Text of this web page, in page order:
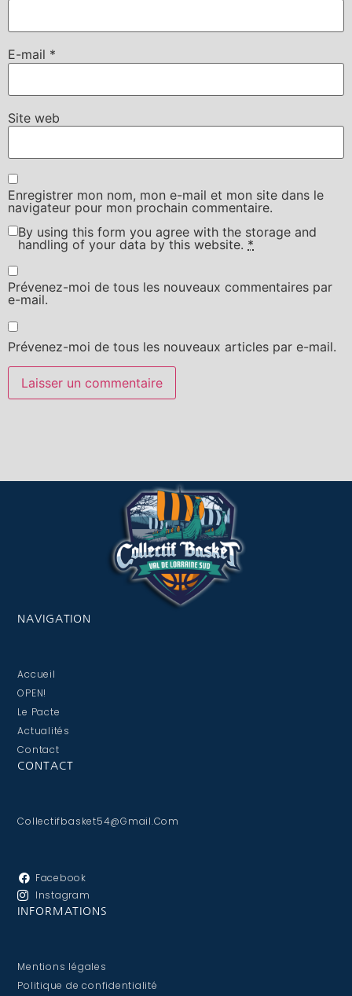
E-mail *
Site web
Enregistrer mon nom, mon e-mail et mon site dans le
navigateur pour mon prochain commentaire.
By using this form you agree with the storage and
handling of your data by this website. *
Prévenez-moi de tous les nouveaux commentaires par
e-mail.
Prévenez-moi de tous les nouveaux articles par e-mail.
NAVIGATION
Accueil
OPEN!
Le Pacte
Actualités
Contact
CONTACT
Collectifbasket54@gmail.com
Facebook
Instagram
INFORMATIONS
Mentions légales
Politique de confidentialité